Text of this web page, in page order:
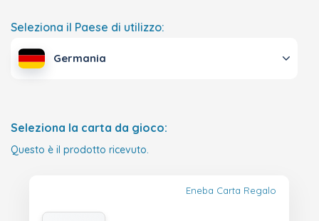
Seleziona il Paese di utilizzo:
Germania
Seleziona la carta da gioco:
Questo è il prodotto ricevuto.
Eneba Carta Regalo